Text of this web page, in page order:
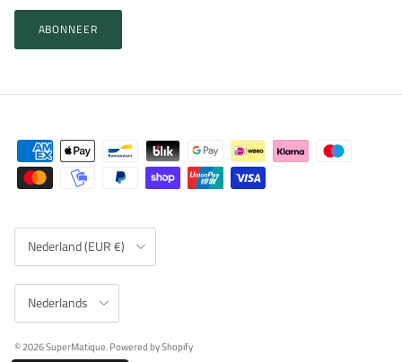
ABONNEER
Land/Regio
Nederland (EUR €)
Taal
Nederlands
© 2026SuperMatique.Powered by Shopify